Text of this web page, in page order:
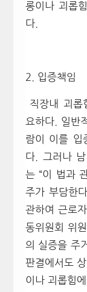
롱이나 괴롭
다.
2. 입증책임
직장내 괴롭
요하다. 일반
람이 이를 입
다. 그러나 남
는 “이 법과
주가 부담한
관하여 근로
동위원회 위
의 실증을 주
판결에서도
이나 괴롭힘